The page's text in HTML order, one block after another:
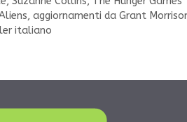
aggiornamenti da Grant
italiano